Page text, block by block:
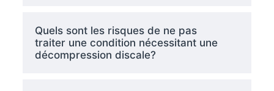
Quels sont les risques de ne pas
traiter une condition nécessitant une
décompression discale?